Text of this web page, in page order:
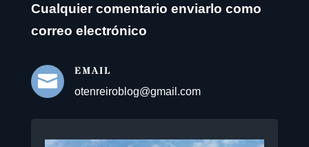
Cualquier comentario enviarlo como
correo electrónico

EMAIL
otenreiroblog@gmail.com